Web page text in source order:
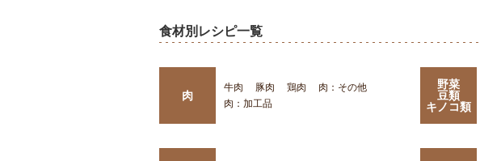
食材別レシピ一覧
肉
牛肉 豚肉 鶏肉
肉：その他
肉：加工品
野菜
豆類
キノコ類